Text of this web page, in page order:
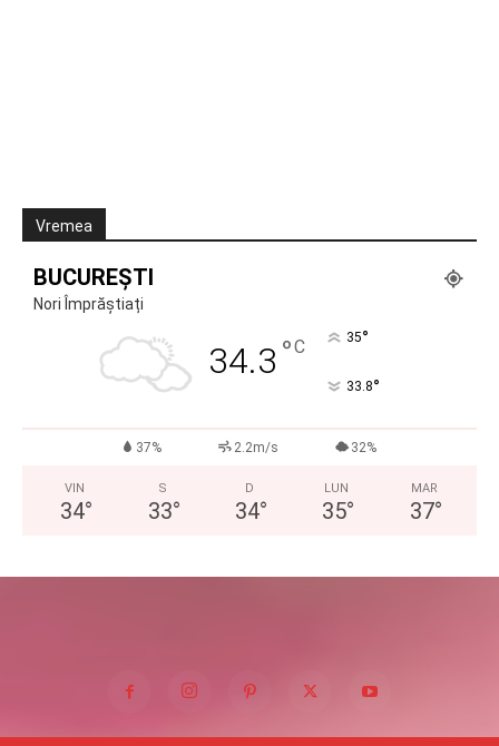
Vremea
BUCUREȘTI
Nori Împrăștiați
34.3 °C 35°
33.8°
37% 2.2m/s 32%
VIN
34°
S
33°
D
34°
LUN
35°
MAR
37°